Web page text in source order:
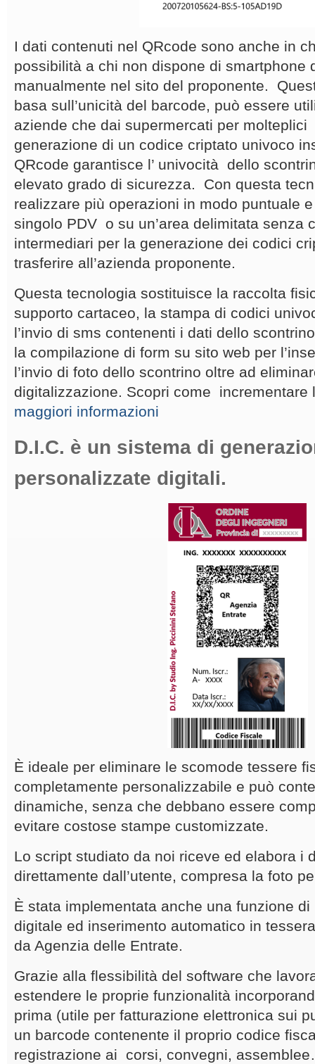
I dati contenuti nel QRcode sono anche in
possibilità a chi non dispone di smartphone
manualmente nel sito del proponente.
basa sull’unicità del barcode, può essere
aziende che dai supermercati per
generazione di un codice criptato univoco
QRcode garantisce l’ univocità dello
elevato grado di sicurezza. Con questa
realizzare più operazioni in modo puntuale
singolo PDV o su un’area delimitata senza
intermediari per la generazione dei codici
trasferire all’azienda proponente.
Questa tecnologia sostituisce la raccolta
supporto cartaceo, la stampa di codici
l’invio di sms contenenti i dati dello
la compilazione di form su sito web per
l’invio di foto dello scontrino oltre ad
digitalizzazione. Scopri come
maggiori informazioni
D.I.C. è un sistema di
personalizzate digitali.
È ideale per eliminare le scomode tessere
completamente personalizzabile e può
dinamiche, senza che debbano essere
evitare costose stampe customizzate.
Lo script studiato da noi riceve ed elabora i
direttamente dall’utente, compresa la foto
È stata implementata anche una funzione
digitale ed inserimento automatico in
da Agenzia delle Entrate.
Grazie alla flessibilità del software che
estendere le proprie funzionalità
prima (utile per fatturazione elettronica sui
un barcode contenente il proprio codice
registrazione ai corsi, convegni,